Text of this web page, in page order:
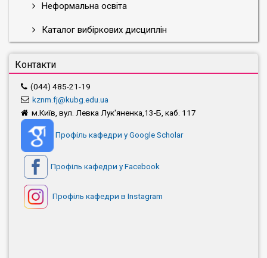
Неформальна освіта
Каталог вибіркових дисциплін
Контакти
(044) 485-21-19
kznm.fj@kubg.edu.ua
м.Київ, вул. Левка Лук'яненка,13-Б, каб. 117
Профіль кафедри у Google Scholar
Профіль кафедри у Facebook
Профіль кафедри в Instagram